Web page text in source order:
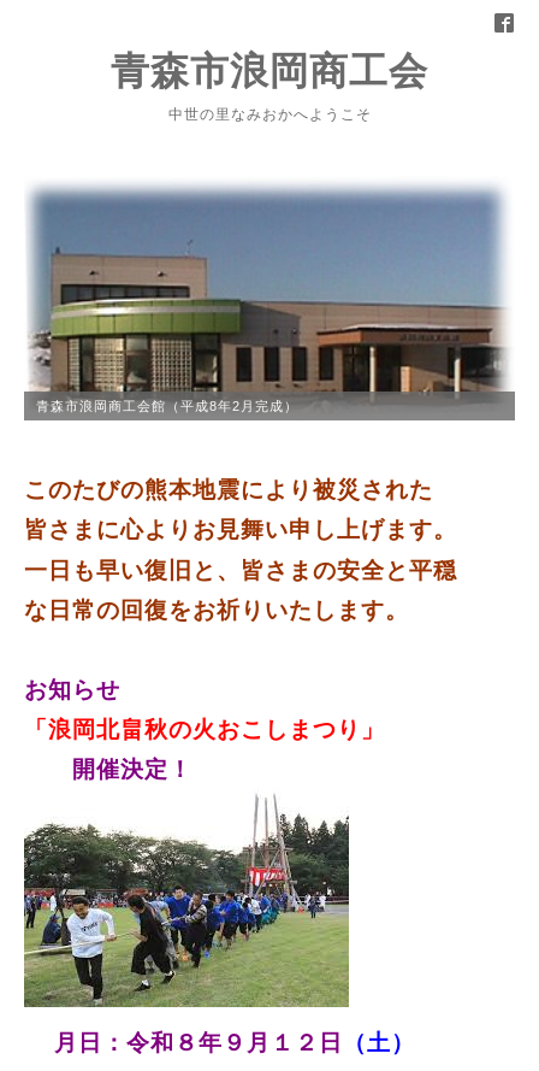
青森市浪岡商工会
中世の里なみおかへようこそ
青森市浪岡商工会館（平成8年2月完成）
このたびの熊本地震により被災された
皆さまに心よりお見舞い申し上げます。
一日も早い復旧と、皆さまの安全と平穏
な日常の回復をお祈りいたします。
お知らせ
「浪岡北畠秋の火おこしまつり」
開催決定！
月日：令和８年９月１２日
（土）